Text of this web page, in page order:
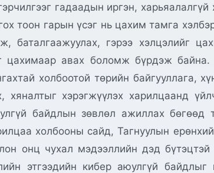
гадаадын иргэн,
тоон гарын үсэг нь цахим тамга
баталгаажуулах, гэрээ хэлцэлийг
цахимаар авах боломж бүрдэж
холбоотой төрийн байгууллага,
хяналтыг хэрэгжүүлэх харилцаанд
байдлын зөвлөл ажиллах бөгөөд
холбооны сайд, Тагнуулын
онц чухал мэдээллийн дэд бүтэцтэй
этгээдийн кибер аюулгүй байдлыг